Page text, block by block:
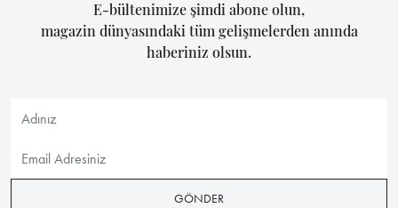
E-bültenimize şimdi abone olun,
magazin dünyasındaki tüm gelişmelerden anında
haberiniz olsun.
GÖNDER